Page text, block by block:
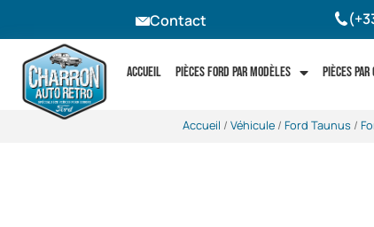
Contact
Accueil Pièces Ford par modèles Pièces
Accueil / Véhicule / Ford Taunus /